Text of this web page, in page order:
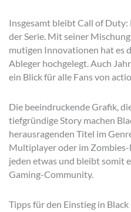
Insgesamt bleibt Call of
der Serie. Mit seiner
mutigen Innovationen hat es
Ableger hochgelegt. Auch
ein Blick für alle Fans von
Die beeindruckende Grafik,
tiefgründige Story machen
herausragenden Titel im
Multiplayer oder im
jeden etwas und bleibt somit
Gaming-Community.
Tipps für den Einstieg in